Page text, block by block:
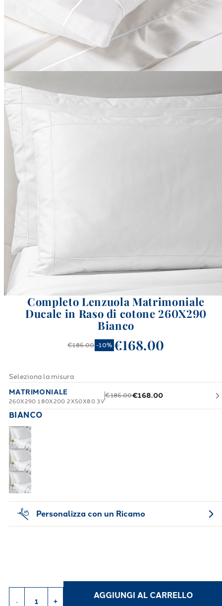
Completo Lenzuola Matrimoniale
Ducale in Raso di cotone 260X290
Bianco
€186.00 -10% €168.00
Seleziona la misura
MATRIMONIALE
260X290 180X200 2X50X80 3V
€186.00€168.00
BIANCO
Personalizza con un Ricamo
- +
AGGIUNGI AL CARRELLO